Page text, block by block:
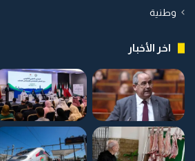
وطنية
اخر الأخبار